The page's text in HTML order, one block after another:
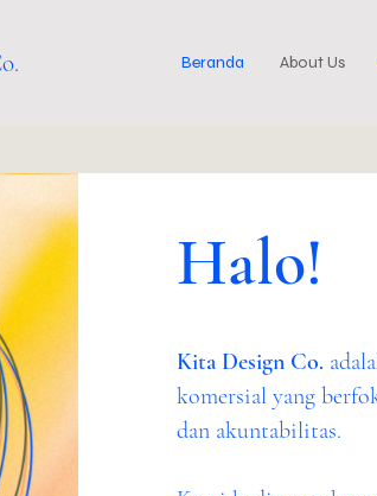
Beranda About Us
Halo!
Kita Design Co.
komersial yang
dan akuntabilitas.